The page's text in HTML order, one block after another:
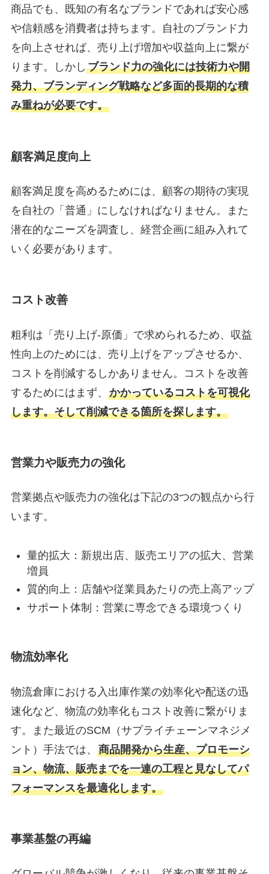
商品でも、既知の有名なブランドであれば安心感
や信頼感を消費者は持ちます。自社のブランド力
を向上させれば、売り上げ増加や収益向上に繋が
ります。しかし ブランド力の強化には技術力や開
発力、ブランディング戦略など多面的長期的な積
み重ねが必要です。
顧客満足度向上
顧客満足度を高めるためには、顧客の期待の実現
を自社の「普通」にしなければなりません。また
潜在的なニーズを調査し、経営企画に組み入れて
いく必要があります。
コスト改善
粗利は「売り上げ-原価」で求められるため、収益
性向上のためには、売り上げをアップさせるか、
コストを削減するしかありません。コストを改善
するためにはまず、 かかっているコストを可視化
します。そして削減できる箇所を探します。
営業力や販売力の強化
営業拠点や販売力の強化は下記の3つの観点から行
います。
量的拡大：新規出店、販売エリアの拡大、営業
増員
質的向上：店舗や従業員あたりの売上高アップ
サポート体制：営業に専念できる環境つくり
物流効率化
物流倉庫における入出庫作業の効率化や配送の迅
速化など、物流の効率化もコスト改善に繋がりま
す。また最近のSCM（サプライチェーンマネジメ
ント）手法では、 商品開発から生産、プロモーシ
ョン、物流、販売までを一連の工程と見なしてパ
フォーマンスを最適化します。
事業基盤の再編